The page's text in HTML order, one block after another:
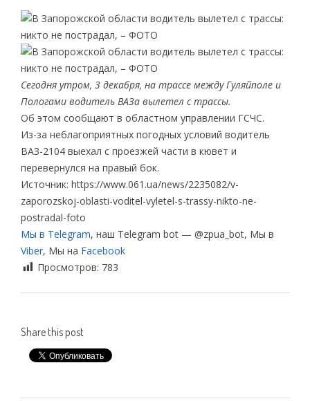
Сегодня утром, 3 декабря, на трассе между Гуляйполе и
Пологами водитель ВАЗа вылетел с трассы.
Об этом сообщают в областном управлении ГСЧС.
Из-за неблагоприятных погодных условий водитель
ВАЗ-2104 выехал с проезжей части в кювет и
перевернулся на правый бок.
Источник: https://www.061.ua/news/2235082/v-
zaporozskoj-oblasti-voditel-vyletel-s-trassy-nikto-ne-
postradal-foto
Мы в Telegram, наш Telegram bot — @zpua_bot, Мы в
Viber, Мы на Facebook
Просмотров: 783
Share this post